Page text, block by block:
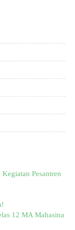
Pesantren
12 MA Mahasina